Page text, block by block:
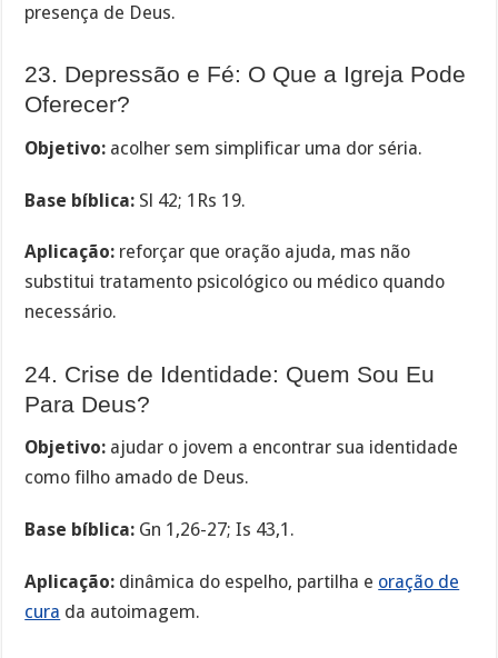
presença de Deus.
23. Depressão e Fé: O Que a Igreja Pode
Oferecer?
Objetivo: acolher sem simplificar uma dor séria.
Base bíblica: Sl 42; 1Rs 19.
Aplicação: reforçar que oração ajuda, mas não
substitui tratamento psicológico ou médico quando
necessário.
24. Crise de Identidade: Quem Sou Eu
Para Deus?
Objetivo: ajudar o jovem a encontrar sua identidade
como filho amado de Deus.
Base bíblica: Gn 1,26-27; Is 43,1.
Aplicação: dinâmica do espelho, partilha e oração de
cura da autoimagem.